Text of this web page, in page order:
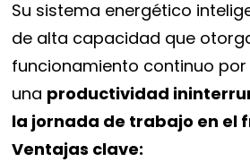
Su sistema energético
de alta capacidad que
funcionamiento continuo
una productividad
la jornada de trabajo en el
Ventajas clave: